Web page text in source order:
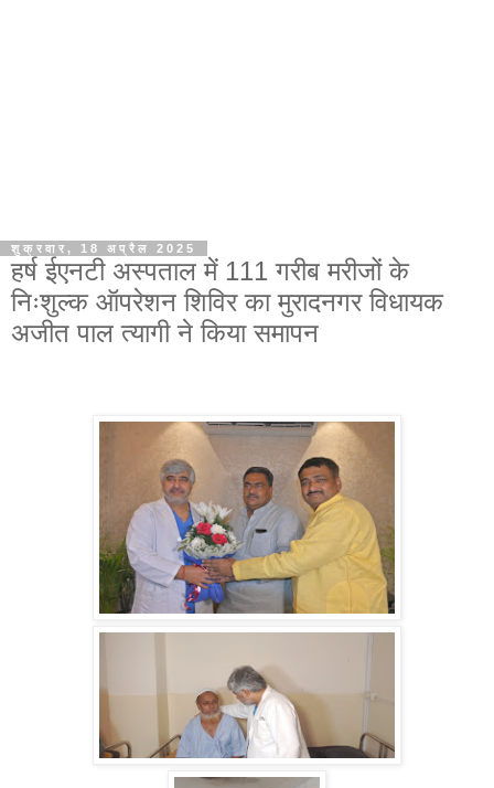
शुक्रवार, 18 अप्रैल 2025
हर्ष ईएनटी अस्पताल में 111 गरीब मरीजों के
निःशुल्क ऑपरेशन शिविर का मुरादनगर विधायक
अजीत पाल त्यागी ने किया समापन